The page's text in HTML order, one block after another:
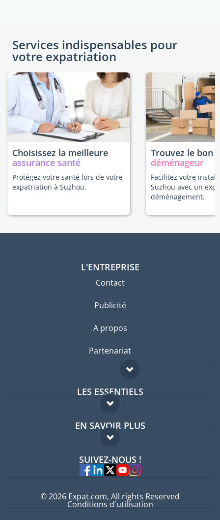
Services indispensables pour
votre expatriation
Choisissez la meilleure
assurance santé
Protégez votre santé lors de votre
expatriation à Suzhou.
Trouvez le bon
déménageur
Facilitez votre
Suzhou avec un
déménagement.
L'ENTREPRISE
Contact
Publicité
A propos
Partenariat
LES ESSENTIELS
Forum expatriés
Guides pays
EN SAVOIR PLUS
FAQ
Experts
SUIVEZ-NOUS !
© 2026 Expat.com, All rights Reserved
Conditions d'utilisation